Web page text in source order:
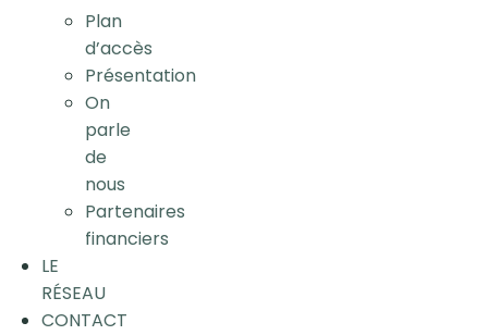
Plan
d’accès
Présentation
On
parle
de
nous
Partenaires
financiers
LE
RÉSEAU
CONTACT